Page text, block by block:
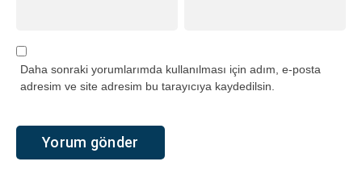
Daha sonraki yorumlarımda kullanılması için adım, e-posta
adresim ve site adresim bu tarayıcıya kaydedilsin.